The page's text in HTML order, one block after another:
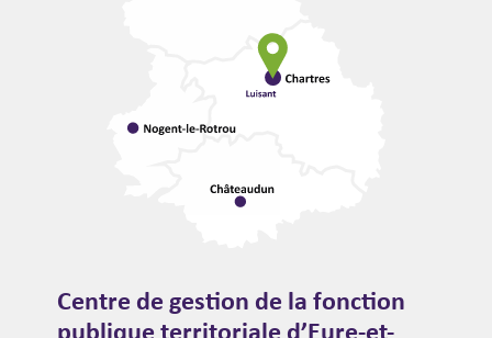
Centre de gestion de la fonction
publique territoriale d’Eure-et-